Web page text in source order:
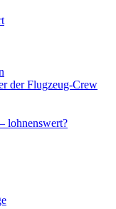
der Flugzeug-Crew
lohnenswert?